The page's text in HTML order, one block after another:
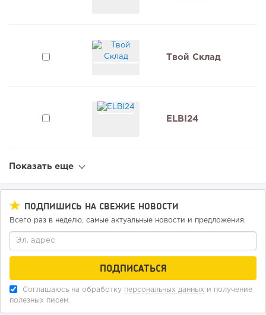
Твой Склад
ELBI24
Показать еще
ПОДПИШИСЬ НА СВЕЖИЕ НОВОСТИ
Всего раз в неделю, самые актуальные новости и предложения.
Соглашаюсь на обработку персональных данных и получение
полезных писем.